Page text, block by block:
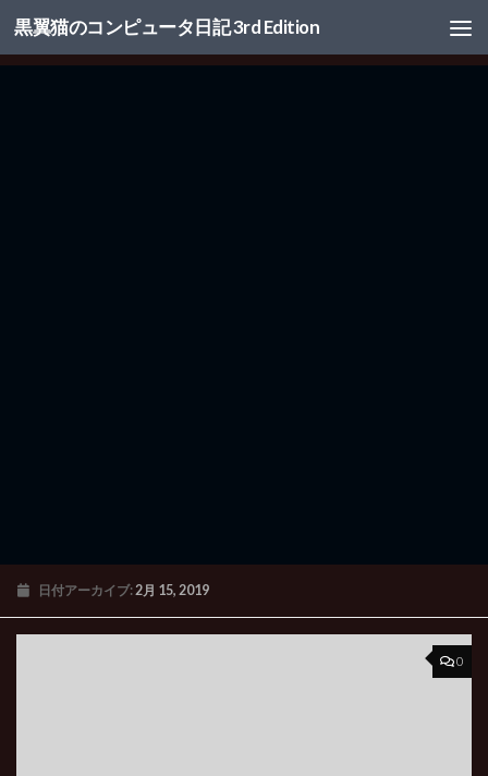
コンテンツへスキップ
黒翼猫のコンピュータ日記 3rd Edition
日付アーカイブ:2月 15, 2019
0